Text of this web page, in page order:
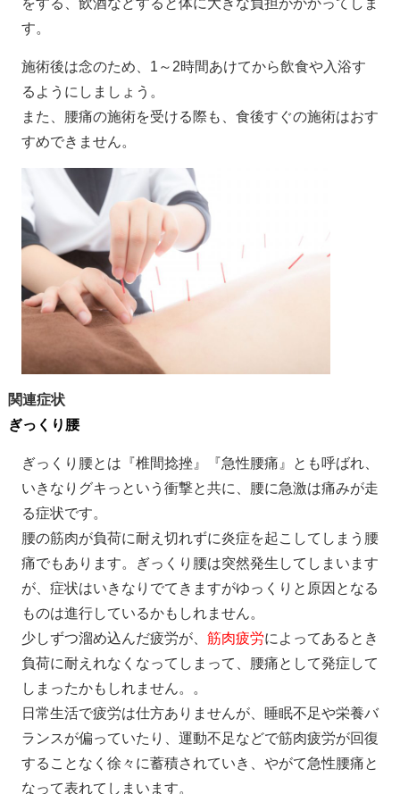
をする、飲酒などすると体に大きな負担がかかってしま
す。
施術後は念のため、1～2時間あけてから飲食や入浴す
るようにしましょう。
また、腰痛の施術を受ける際も、食後すぐの施術はおす
すめできません。
関連症状
ぎっくり腰
ぎっくり腰とは『椎間捻挫』『急性腰痛』とも呼ばれ、
いきなりグキっという衝撃と共に、腰に急激は痛みが走
る症状です。
腰の筋肉が負荷に耐え切れずに炎症を起こしてしまう腰
痛でもあります。ぎっくり腰は突然発生してしまいます
が、症状はいきなりでてきますがゆっくりと原因となる
ものは進行しているかもしれません。
少しずつ溜め込んだ疲労が、 筋肉疲労によってあるとき
負荷に耐えれなくなってしまって、腰痛として発症して
しまったかもしれません。。
日常生活で疲労は仕方ありませんが、睡眠不足や栄養バ
ランスが偏っていたり、運動不足などで筋肉疲労が回復
することなく徐々に蓄積されていき、やがて急性腰痛と
なって表れてしまいます。